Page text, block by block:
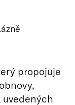
propojuje
uvedených